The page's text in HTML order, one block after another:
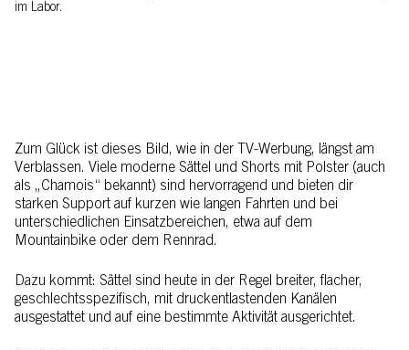
im Labor.
Zum Glück ist dieses Bild, wie in der TV-Werbung, längst am
Verblassen. Viele moderne Sättel und Shorts mit Polster (auch
als „Chamois“ bekannt) sind hervorragend und bieten dir
starken Support auf kurzen wie langen Fahrten und bei
unterschiedlichen Einsatzbereichen, etwa auf dem
Mountainbike oder dem Rennrad.
Dazu kommt: Sättel sind heute in der Regel breiter, flacher,
geschlechtsspezifisch, mit druckentlastenden Kanälen
ausgestattet und auf eine bestimmte Aktivität ausgerichtet.